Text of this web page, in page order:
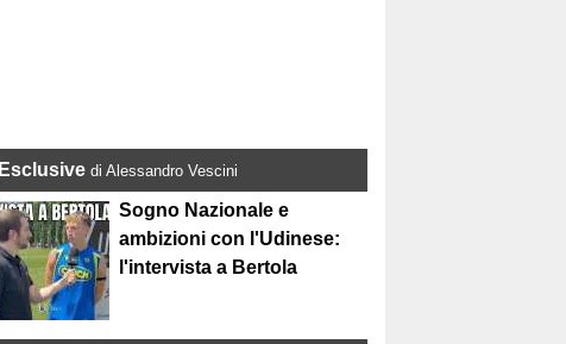
Esclusive di Alessandro Vescini
Sogno Nazionale e
ambizioni con l'Udinese:
l'intervista a Bertola